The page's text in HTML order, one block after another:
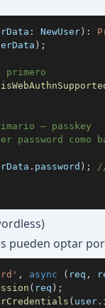
: NewUser) :
) ;
primero
— passkey
password como
. password ) ;
pueden optar
, async ( req ,
( req ) ;
( user .